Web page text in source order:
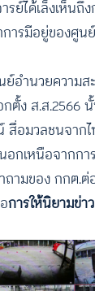
ย์ได้เล็งเห็นถึ
การมีอยู่ของศูน
ย์อำนวยความ
กตั้ง ส.ส.2566
สื่อมวลชนจาก
อกเหนือจากก
ามของ กกต.
การให้นิยามข่